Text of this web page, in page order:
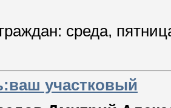
среда,
участковый